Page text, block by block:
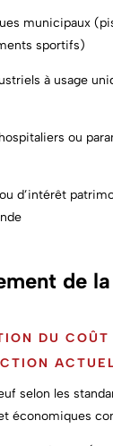
municipaux
sportifs)
à usage
ou
d’intérêt
de
DU COÛT
selon les
économiques